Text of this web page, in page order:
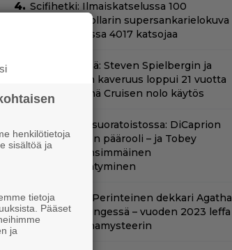
Scifihetki: Ilmaiskatselussa 100
miljoonan dollarin supersankarielokuva
– sai Suomessa 4017 katsojaa
Tänään tv:ssä: Steven Spielbergin ja
Tom Cruisen kaveruus loppui 21 vuotta
sitten – Syynä Cruisen nolo käytös
Huippuleffa suoratoistossa: DiCaprion
ensimmäinen päärooli – ja Tobey
Maguiren ensimmäinen
elokuvaesiintyminen
Illalla tv:ssä: Perinteinen dekkari Agatha
Christien hengessä – vuoden 2023 leffa
tarjoaa murhamysteerin
henkilötietoja
sisältöä ja
tietoja
Pääset
ja